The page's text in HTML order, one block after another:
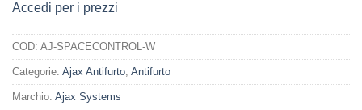
Accedi per i prezzi
COD: AJ-SPACECONTROL-W
Categorie: Ajax Antifurto, Antifurto
Marchio: Ajax Systems